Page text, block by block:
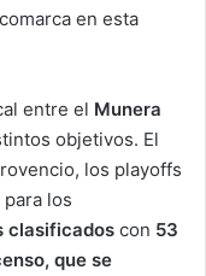
en esta
entre el Munera
objetivos. El
los playoffs
los
clasificados con 53
que se